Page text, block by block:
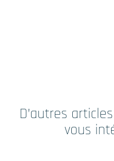
D’autres
vous